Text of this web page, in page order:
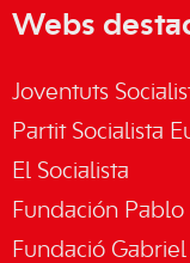
Webs
Joventuts
Partit Socialista
El Socialista
Fundación Pablo
Fundació